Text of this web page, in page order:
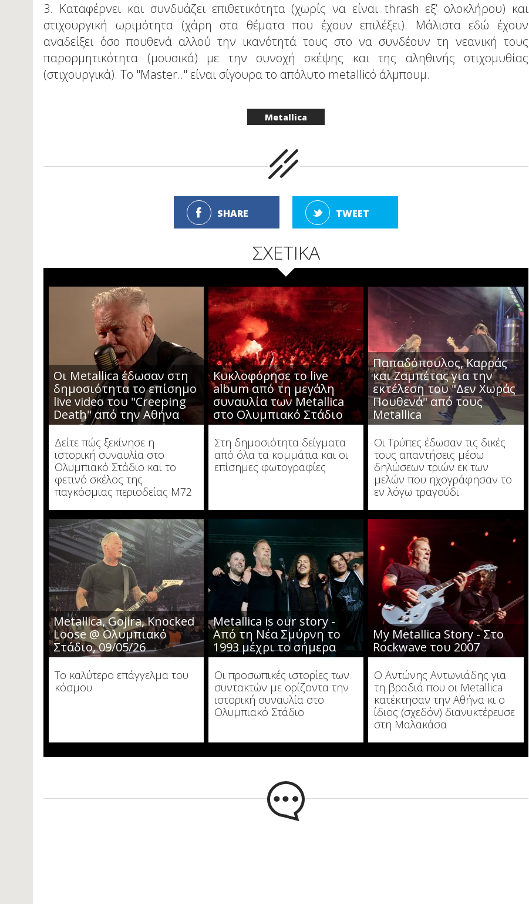
3. Καταφέρνει και συνδυάζει επιθετικότητα (χωρίς να είναι thrash εξ’ ολοκλήρου) και
στιχουργική ωριμότητα (χάρη στα θέματα που έχουν επιλέξει). Μάλιστα εδώ έχουν
αναδείξει όσο πουθενά αλλού την ικανότητά τους στο να συνδέουν τη νεανική τους
παρορμητικότητα (μουσικά) με την συνοχή σκέψης και της αληθινής στιχομυθίας
(στιχουργικά). Το "Master.." είναι σίγουρα το απόλυτο metallicό άλμπουμ.
Metallica
SHARE TWEET
ΣΧΕΤΙΚΑ
Οι Metallica έδωσαν στη
δημοσιότητα το επίσημο
live video του "Creeping
Death" από την Αθήνα
Δείτε πώς ξεκίνησε η
ιστορική συναυλία στο
Ολυμπιακό Στάδιο και το
φετινό σκέλος της
παγκόσμιας περιοδείας M72
Κυκλοφόρησε το live
album από τη μεγάλη
συναυλία των Metallica
στο Ολυμπιακό Στάδιο
Στη δημοσιότητα δείγματα
από όλα τα κομμάτια και οι
επίσημες φωτογραφίες
Παπαδόπουλος, Καρράς
και Ζαμπέτας για την
εκτέλεση του "Δεν Χωράς
Πουθενά" από τους
Metallica
Οι Τρύπες έδωσαν τις δικές
τους απαντήσεις μέσω
δηλώσεων τριών εκ των
μελών που ηχογράφησαν το
εν λόγω τραγούδι
Metallica, Gojira, Knocked
Loose @ Ολυμπιακό
Στάδιο, 09/05/26
Το καλύτερο επάγγελμα του
κόσμου
Metallica is our story -
Από τη Νέα Σμύρνη το
1993 μέχρι το σήμερα
Οι προσωπικές ιστορίες των
συντακτών με ορίζοντα την
ιστορική συναυλία στο
Ολυμπιακό Στάδιο
My Metallica Story - Στο
Rockwave του 2007
Ο Αντώνης Αντωνιάδης για
τη βραδιά που οι Metallica
κατέκτησαν την Αθήνα κι ο
ίδιος (σχεδόν) διανυκτέρευσε
στη Μαλακάσα